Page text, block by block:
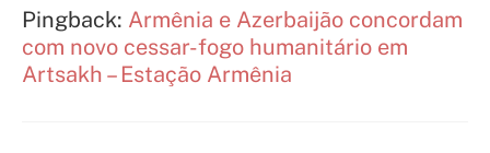
Pingback: Armênia e Azerbaijão concordam
com novo cessar-fogo humanitário em
Artsakh – Estação Armênia